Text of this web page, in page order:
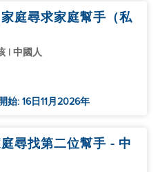
庭尋求家庭幫手（私
| 中國人
始: 16日11月2026年
尋找第二位幫手 - 中